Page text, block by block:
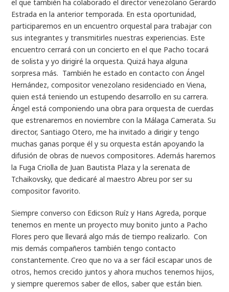
el que también ha colaborado el director venezolano Gerardo
Estrada en la anterior temporada. En esta oportunidad,
participaremos en un encuentro orquestal para trabajar con
sus integrantes y transmitirles nuestras experiencias. Este
encuentro cerrará con un concierto en el que Pacho tocará
de solista y yo dirigiré la orquesta. Quizá haya alguna
sorpresa más. También he estado en contacto con Ángel
Hernández, compositor venezolano residenciado en Viena,
quien está teniendo un estupendo desarrollo en su carrera.
Ángel está componiendo una obra para orquesta de cuerdas
que estrenaremos en noviembre con la Málaga Camerata. Su
director, Santiago Otero, me ha invitado a dirigir y tengo
muchas ganas porque él y su orquesta están apoyando la
difusión de obras de nuevos compositores. Además haremos
la Fuga Criolla de Juan Bautista Plaza y la serenata de
Tchaikovsky, que dedicaré al maestro Abreu por ser su
compositor favorito.
Siempre converso con Edicson Ruíz y Hans Agreda, porque
tenemos en mente un proyecto muy bonito junto a Pacho
Flores pero que llevará algo más de tiempo realizarlo. Con
mis demás compañeros también tengo contacto
constantemente. Creo que no va a ser fácil escapar unos de
otros, hemos crecido juntos y ahora muchos tenemos hijos,
y siempre queremos saber de ellos, saber que están bien.